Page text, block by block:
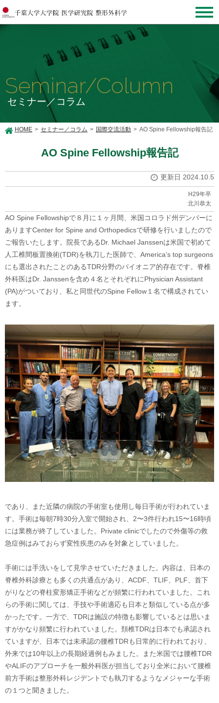
Seminar/Column
セミナー／コラム
HOME セミナー／コラム 国際交流活動 AO Spine Fellowship報告記
AO Spine Fellowship報告記
更新日 2024.10.5
H29年卒
北川恭太
AO Spine Fellowshipで８月に１ヶ月間、米国コロラド州デンバーに
ありますCenter for Spine and Orthopedicsで研修を行いましたので
ご報告いたします。院長であるDr. Michael Janssenは米国で初めて
人工椎間板置換術(TDR)を執刀した医師で、America’s top surgeons
にも選出されたことのあるTDR分野のパイオニア的存在です。脊椎
外科医はDr. Janssenを含め４名とそれぞれにPhysician Assistant
(PA)がついており、私と同世代のSpine Fellow１名で構成されてい
ます。
であり、また近隣の病院の手術室も使用し毎日手術が行われていま
す。手術は毎朝7時30分入室で開始され、2〜3件行われ15〜16時頃
には業務が終了していました。Private clinicでしたので外傷等の救
急症例はみておらず変性疾患のみを対象としていました。
手術には手洗いをして見学させていただきました。内容は、日本の
脊椎外科診療とも多くの共通点があり、ACDF、TLIF、PLF、首下
がりなどの脊柱変形矯正手術などが頻繁に行われていました。これ
らの手術に関しては、手技や手術適応も日本と類似している点が多
かったです。一方で、TDRは施設の特徴も影響しているとは思いま
すがかなり頻繁に行われていました。頚椎TDRは日本でも承認され
ていますが、日本では未承認の腰椎TDRも日常的に行われており、
外来では10年以上の長期経過例もみました。また米国では腰椎TDR
やALIFのアプローチを一般外科医が担当しており全米において腰椎
前方手術は整形外科レジデントでも執刀するようなメジャーな手術
の１つと聞きました。